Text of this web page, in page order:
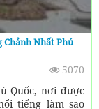
Chảnh Nhất Phú
5070
Quốc, nơi được
tiếng làm sao